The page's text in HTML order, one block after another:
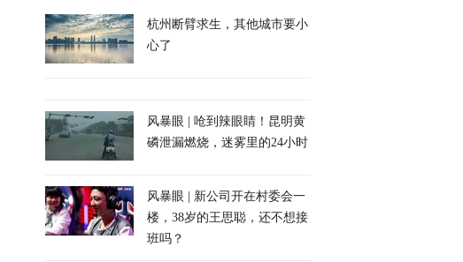
杭州断臂求生，其他城市要小
心了
风暴眼 | 呛到辣眼睛！昆明黄
磷泄漏燃烧，迷雾里的24小时
风暴眼 | 新公司开在村委会一
楼，38岁的王思聪，还不想接
班吗？